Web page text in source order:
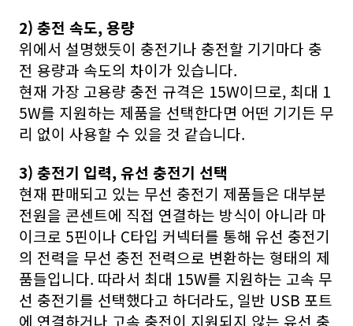
2) 충전 속도, 용량
위에서 설명했듯이 충전기나 충전할 기기마다 충
전 용량과 속도의 차이가 있습니다.
현재 가장 고용량 충전 규격은 15W이므로, 최대 1
5W를 지원하는 제품을 선택한다면 어떤 기기든 무
리 없이 사용할 수 있을 것 같습니다.
3) 충전기 입력, 유선 충전기 선택
현재 판매되고 있는 무선 충전기 제품들은 대부분
전원을 콘센트에 직접 연결하는 방식이 아니라 마
이크로 5핀이나 C타입 커넥터를 통해 유선 충전기
의 전력을 무선 충전 전력으로 변환하는 형태의 제
품들입니다. 따라서 최대 15W를 지원하는 고속 무
선 충전기를 선택했다고 하더라도, 일반 USB 포트
에 연결하거나 고속 충전이 지원되지 않는 유선 충